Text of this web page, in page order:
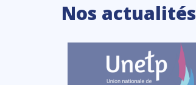
Nos actualités